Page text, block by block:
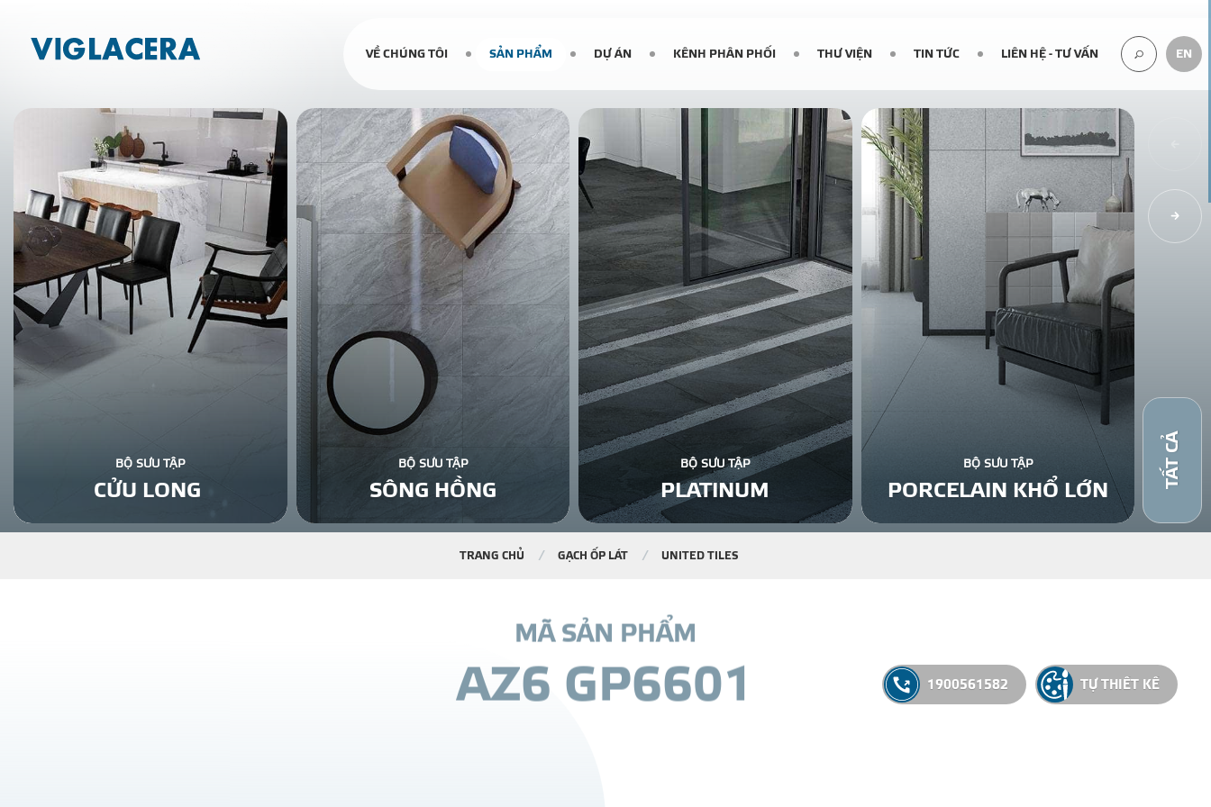
VỀ CHÚNG TÔI SẢN PHẨM DỰ ÁN KÊNH PHÂN PHỐI THƯ VIỆN TIN TỨC LIÊN HỆ - TƯ VẤN EN
1900561582 TỰ THIẾT KẾ
BỘ SƯU TẬP
CỬU LONG
BỘ SƯU TẬP
SÔNG HỒNG
BỘ SƯU TẬP
PLATINUM
BỘ SƯU TẬP
PORCELAIN KHỔ LỚN
TẤT CẢ
TRANG CHỦ GẠCH ỐP LÁT UNITED TILES
MÃ SẢN PHẨM
AZ6 GP6601